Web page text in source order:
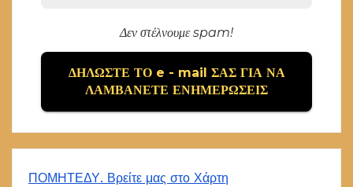
Δεν στέλνουμε spam!
ΠΟΜΗΤΕΔΥ. Βρείτε μας στο Χάρτη